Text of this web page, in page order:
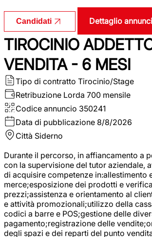
Candidati Dettaglio
TIROCINIO
VENDITA - 6 MESI
Tipo di contratto Tirocinio/Stage
Retribuzione Lorda 700 mensile
Codice annuncio 350241
Data di pubblicazione 8/8/2026
Città Siderno
Durante il percorso, in affiancamento a
con la supervisione del tutor aziendale,
di acquisire competenze in:allestimento
merce;esposizione dei prodotti e
prezzi;assistenza e orientamento al
e attività promozionali;utilizzo della
codici a barre e POS;gestione delle
pagamento;registrazione delle
degli spazi e dei reparti del punto